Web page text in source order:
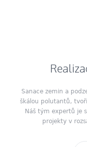
Sanace zemin a
škálou polutantů,
Náš tým expertů je
projekty v